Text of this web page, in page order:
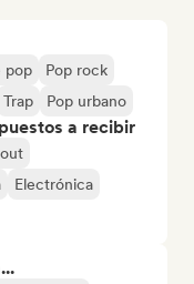
pop
Pop rock
Trap Pop urbano
a recibir
Electrónica